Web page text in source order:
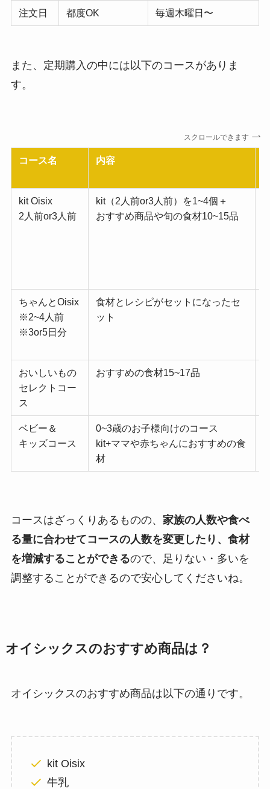
注文日 都度OK 毎週木曜日〜
また、定期購入の中には以下のコースがありま
す。
スクロールできます
コース名 内容
kit Oisix
2人前or3人前
kit（2人前or3人前）を1~4個＋
おすすめ商品や旬の食材10~15品
ちゃんとOisix
※2~4人前
※3or5日分
食材とレシピがセットになったセ
ット
おいしいもの
セレクトコー
ス
おすすめの食材15~17品
ベビー＆
キッズコース
0~3歳のお子様向けのコース
kit+ママや赤ちゃんにおすすめの食
材
コースはざっくりあるものの、 家族の人数や食べ
る量に合わせてコースの人数を変更したり、食材
を増減することができるので、足りない・多いを
調整することができるので安心してくださいね。
オイシックスのおすすめ商品は？
オイシックスのおすすめ商品は以下の通りです。
kit Oisix
牛乳